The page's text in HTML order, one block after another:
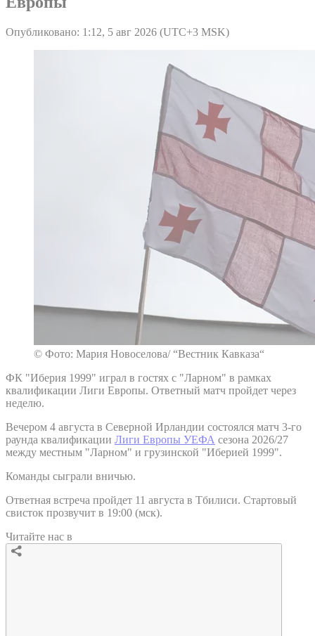
Опубликовано: 1:12, 5 авг 2026 (UTC+3 MSK)
© Фото: Мария Новоселова/ “Вестник Кавказа“
ФК "Иберия 1999" играл в гостях с "Ларном" в рамках
квалификации Лиги Европы. Ответный матч пройдет через
неделю.
Вечером 4 августа в Северной Ирландии состоялся матч 3-го
раунда квалификации Лиги Европы УЕФА сезона 2026/27
между местным "Ларном" и грузинской "Иберией 1999".
Команды сыграли вничью.
Ответная встреча пройдет 11 августа в Тбилиси. Стартовый
свисток прозвучит в 19:00 (мск).
Читайте нас в